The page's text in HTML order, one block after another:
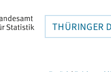
THÜRINGER